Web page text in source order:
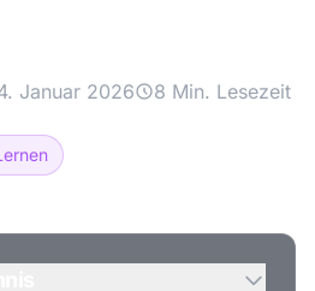
Januar 2026 8 Min. Lesezeit